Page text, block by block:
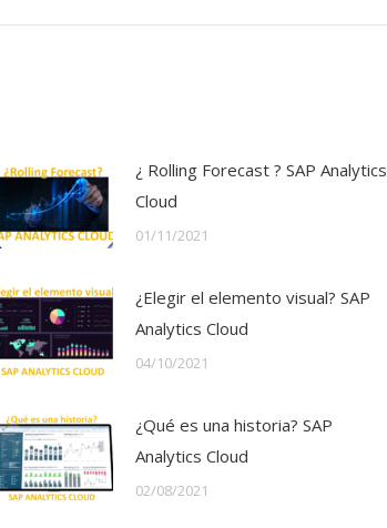
¿ Rolling Forecast ? SAP Analytics
Cloud
01/11/2021
¿Elegir el elemento visual? SAP
Analytics Cloud
04/10/2021
¿Qué es una historia? SAP
Analytics Cloud
02/08/2021